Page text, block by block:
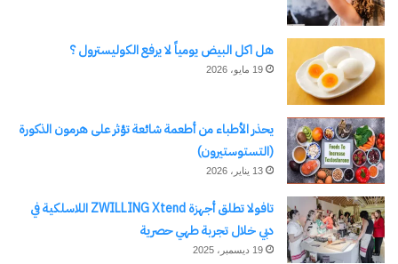
هل اكل البيض يومياً لا يرفع الكوليسترول ؟
19 مايو، 2026
يحذر الأطباء من أطعمة شائعة تؤثر على هرمون الذكورة
(التستوستيرون)
13 يناير، 2026
تافولا تطلق أجهزة ZWILLING Xtend اللاسلكية في
دبي خلال تجربة طهي حصرية
19 ديسمبر، 2025